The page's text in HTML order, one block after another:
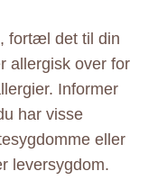
fortæl det til din
allergisk over for
Informer
har visse
eller
leversygdom.